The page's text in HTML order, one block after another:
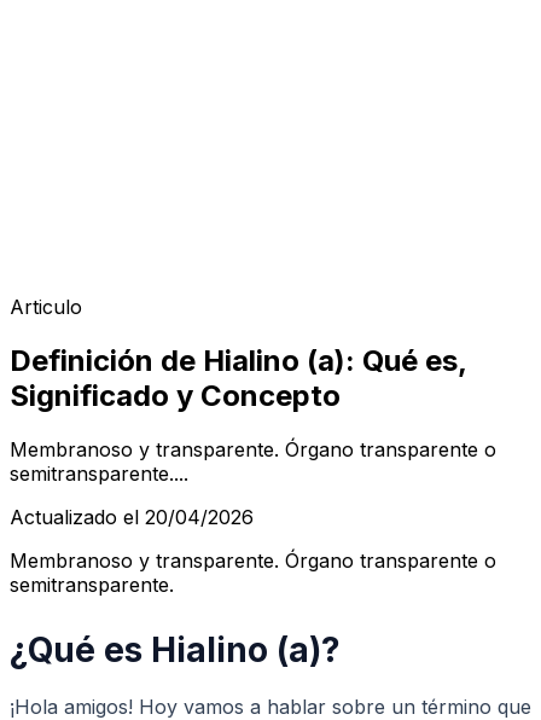
Articulo
Definición de Hialino (a): Qué es,
Significado y Concepto
Membranoso y transparente. Órgano transparente o
semitransparente....
Actualizado el 20/04/2026
Membranoso y transparente. Órgano transparente o
semitransparente.
¿Qué es Hialino (a)?
¡Hola amigos! Hoy vamos a hablar sobre un término que